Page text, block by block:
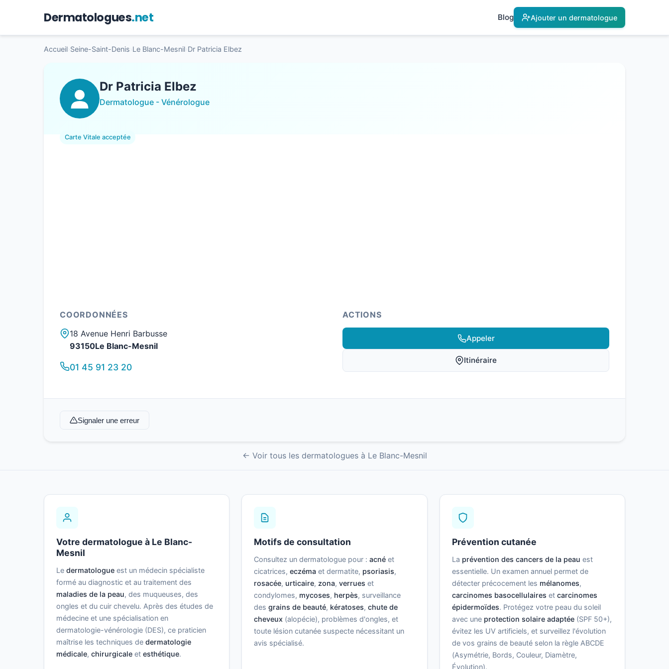
Dermatologues.net Blog Ajouter un dermatologue
Accueil Seine-Saint-Denis Le Blanc-Mesnil Dr Patricia Elbez
Dr Patricia Elbez
Dermatologue - Vénérologue
Carte Vitale acceptée
COORDONNÉES
18 Avenue Henri Barbusse
93150Le Blanc-Mesnil
01 45 91 23 20
ACTIONS
Appeler
Itinéraire
Signaler une erreur
← Voir tous les dermatologues à Le Blanc-Mesnil
Votre dermatologue à Le Blanc-
Mesnil
Le dermatologue est un médecin spécialiste
formé au diagnostic et au traitement des
maladies de la peau, des muqueuses, des
ongles et du cuir chevelu. Après des études de
médecine et une spécialisation en
dermatologie-vénérologie (DES), ce praticien
maîtrise les techniques de dermatologie
médicale, chirurgicale et esthétique.
Motifs de consultation
Consultez un dermatologue pour :acné et
cicatrices,eczéma et dermatite, psoriasis,
rosacée, urticaire, zona,verrues et
condylomes, mycoses, herpès, surveillance
desgrains de beauté, kératoses,chute de
cheveux (alopécie), problèmes d'ongles, et
toute lésion cutanée suspecte nécessitant un
avis spécialisé.
Prévention cutanée
La prévention des cancers de la peau est
essentielle. Un examen annuel permet de
détecter précocement les mélanomes,
carcinomes basocellulaires et carcinomes
épidermoïdes. Protégez votre peau du soleil
avec une protection solaire adaptée(SPF 50+),
évitez les UV artificiels, et surveillez l'évolution
de vos grains de beauté selon la règle ABCDE
(Asymétrie, Bords, Couleur, Diamètre,
Évolution).